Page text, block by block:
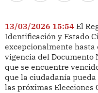
13/03/2026 15:54 El
Identificación y Estado
excepcionalmente
vigencia del Documento
que se encuentre
que la ciudadanía
las próximas Elecciones